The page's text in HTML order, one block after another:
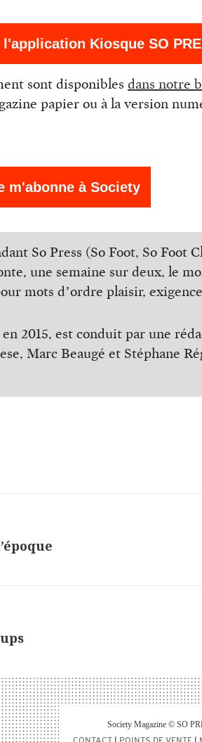
Kiosque SO
sont disponibles dans notre
papier ou à la version
m'abonne à Society
So Press (So Foot, So Foot
une semaine sur deux, le
mots d’ordre plaisir,
2015, est conduit par une
Marc Beaugé et Stéphane
Society Magazine © SO